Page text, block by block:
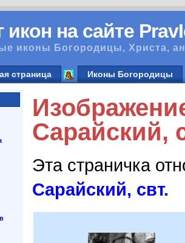
икон на сайте
иконы Богородицы, Христа,
страница Иконы Богородицы
Сарайский,
Эта страничка
Сарайский, свт.